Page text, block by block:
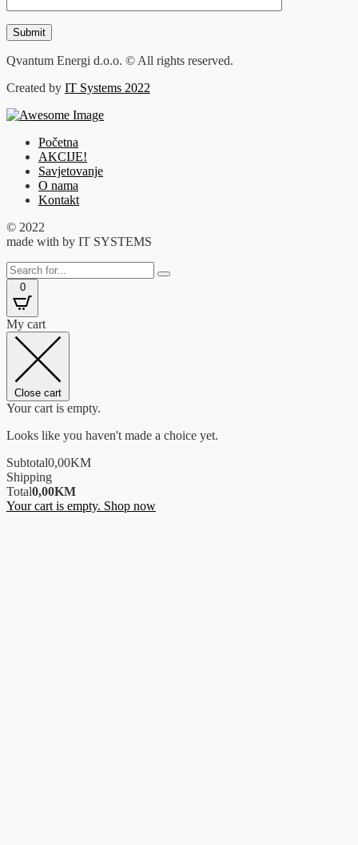
Qvantum Energi d.o.o. © All rights reserved.
Created by IT Systems 2022
Početna
AKCIJE!
Savjetovanje
O nama
Kontakt
© 2022
made with by IT SYSTEMS
0
My cart
Close cart
Your cart is empty.
Looks like you haven't made a choice yet.
Subtotal0,00KM
Shipping
Total0,00KM
Your cart is empty. Shop now